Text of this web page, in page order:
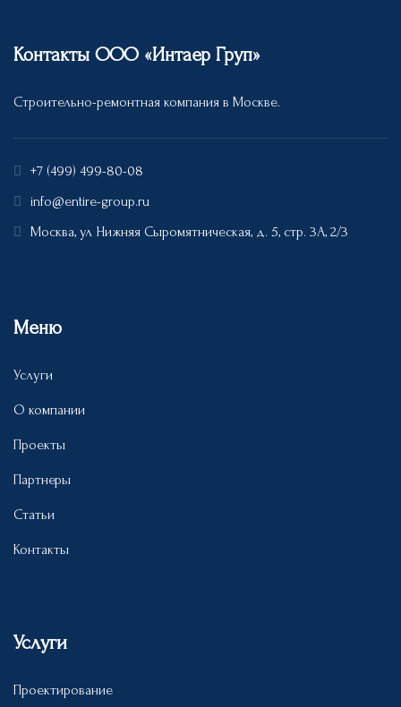
Контакты ООО «Интаер Груп»
Строительно-ремонтная компания в Москве.
+7 (499) 499-80-08
info@entire-group.ru
Москва, ул Нижняя Сыромятническая, д. 5, стр. 3А, 2/3
Меню
Услуги
О компании
Проекты
Партнеры
Статьи
Контакты
Услуги
Проектирование